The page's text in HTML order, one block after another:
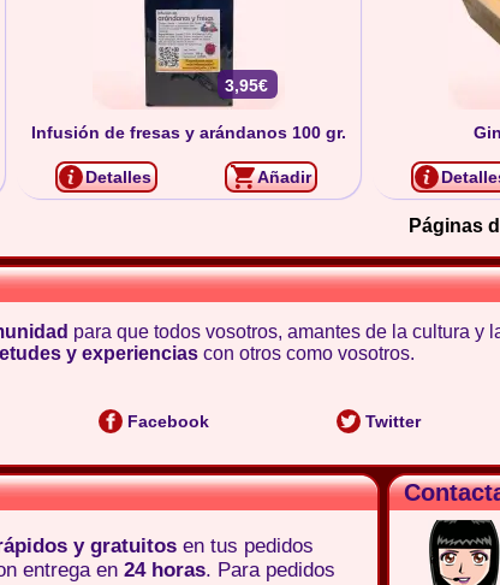
3,95€
Infusión de fresas y arándanos 100 gr.
Detalles Añadir
Páginas
para que todos vosotros, amantes de la cultura y
y experiencias con otros como vosotros.
Facebook Twitter
y gratuitos en tus pedidos
entrega en 24 horas. Para pedidos